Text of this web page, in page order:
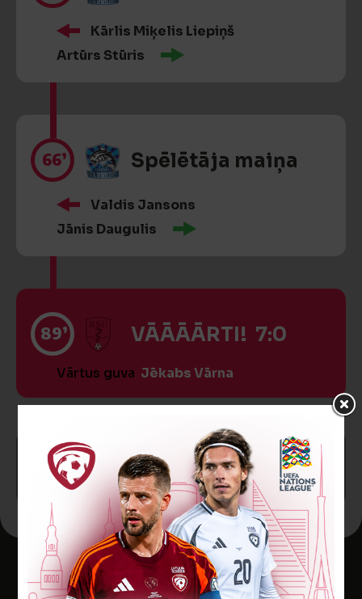
Kārlis Miķelis Liepiņš
Artūrs Stūris
66’ Spēlētāja maiņa
Valdis Jansons
Jānis Daugulis
89’ VĀĀĀĀRTI! 7:0
Vārtus guva Jēkabs Vārna
SPĒLE BEIGUSIES!